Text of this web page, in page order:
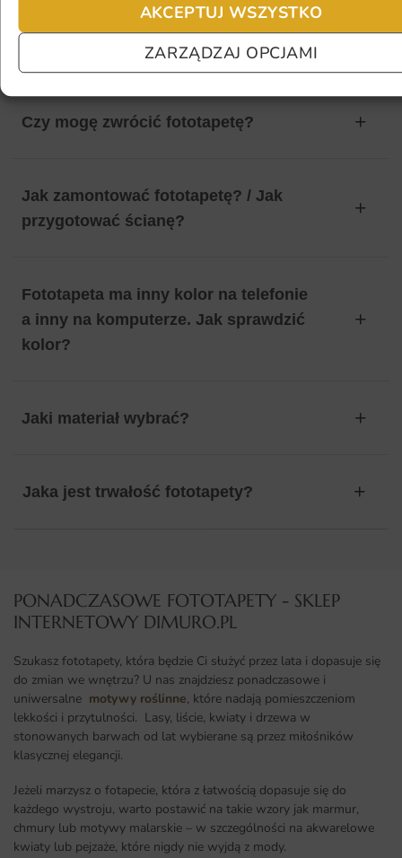
AKCEPTUJ WSZYSTKO
ZARZĄDZAJ OPCJAMI
Ile będę czekać na realizację
Czy mogę zwrócić fototapetę?
Jak zamontować fototapetę? / Jak
przygotować ścianę?
Fototapeta ma inny kolor na telefonie
a inny na komputerze. Jak sprawdzić
kolor?
Jaki materiał wybrać?
Jaka jest trwałość fototapety?
PONADCZASOWE FOTOTAPETY - SKLEP
INTERNETOWY DIMURO.PL​
Szukasz fototapety, która będzie Ci służyć przez lata i dopasuje się
do zmian we wnętrzu? U nas znajdziesz ponadczasowe i
uniwersalne motywy roślinne, które nadają pomieszczeniom
lekkości i przytulności. Lasy, liście, kwiaty i drzewa w
stonowanych barwach od lat wybierane są przez miłośników
klasycznej elegancji.
Jeżeli marzysz o fotapecie, która z łatwością dopasuje się do
każdego wystroju, warto postawić na takie wzory jak marmur,
chmury lub motywy malarskie – w szczególności na akwarelowe
kwiaty lub pejzaże, które nigdy nie wyjdą z mody.